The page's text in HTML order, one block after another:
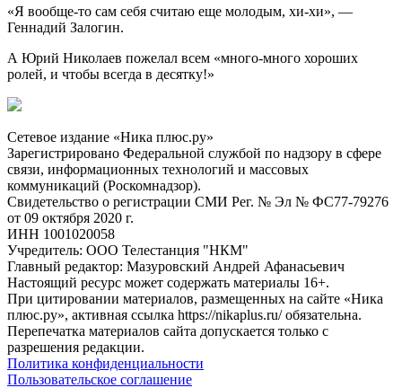
«Я вообще-то сам себя считаю еще молодым, хи-хи», —
Геннадий Залогин.
А Юрий Николаев пожелал всем «много-много хороших
ролей, и чтобы всегда в десятку!»
Сетевое издание «Ника плюс.ру»
Зарегистрировано Федеральной службой по надзору в сфере
связи, информационных технологий и массовых
коммуникаций (Роскомнадзор).
Свидетельство о регистрации СМИ Рег. № Эл № ФС77-79276
от 09 октября 2020 г.
ИНН 1001020058
Учредитель: ООО Телестанция "НКМ"
Главный редактор: Мазуровский Андрей Афанасьевич
Настоящий ресурс может содержать материалы 16+.
При цитировании материалов, размещенных на сайте «Ника
плюс.ру», активная ссылка https://nikaplus.ru/ обязательна.
Перепечатка материалов сайта допускается только с
разрешения редакции.
Политика конфиденциальности
Пользовательское соглашение